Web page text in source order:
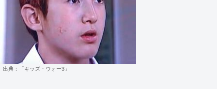
出典：「キッズ・ウォー3」